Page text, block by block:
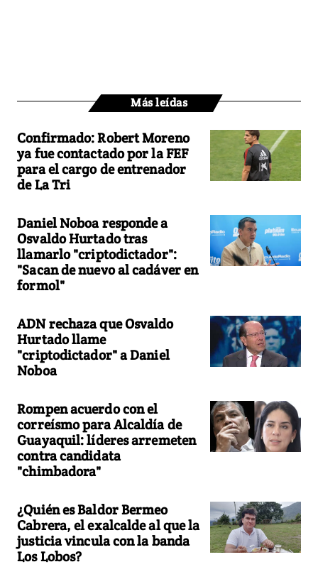
Más leídas
Confirmado: Robert Moreno
ya fue contactado por la FEF
para el cargo de entrenador
de La Tri
Daniel Noboa responde a
Osvaldo Hurtado tras
llamarlo "criptodictador":
"Sacan de nuevo al cadáver en
formol"
ADN rechaza que Osvaldo
Hurtado llame
"criptodictador" a Daniel
Noboa
Rompen acuerdo con el
correísmo para Alcaldía de
Guayaquil: líderes arremeten
contra candidata
"chimbadora"
¿Quién es Baldor Bermeo
Cabrera, el exalcalde al que la
justicia vincula con la banda
Los Lobos?